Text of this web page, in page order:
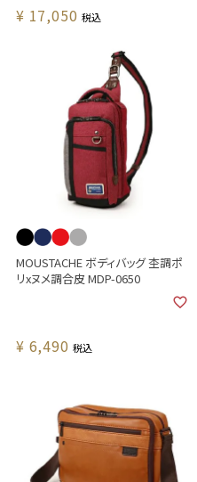
¥ 17,050 税込
MOUSTACHE ボディバッグ 杢調ポ
リxヌメ調合皮 MDP-0650
¥ 6,490 税込